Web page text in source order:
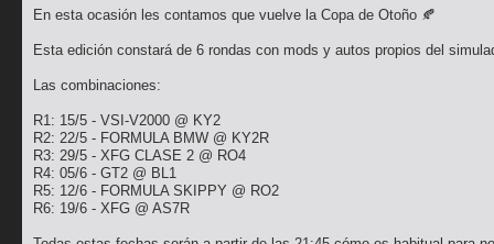
En esta ocasión les contamos que vuelve la Copa de Otoño 🍂
Esta edición constará de 6 rondas con mods y autos propios del
Las combinaciones:
R1: 15/5 - VSI-V2000 @ KY2
R2: 22/5 - FORMULA BMW @ KY2R
R3: 29/5 - XFG CLASE 2 @ RO4
R4: 05/6 - GT2 @ BL1
R5: 12/6 - FORMULA SKIPPY @ RO2
R6: 19/6 - XFG @ AS7R